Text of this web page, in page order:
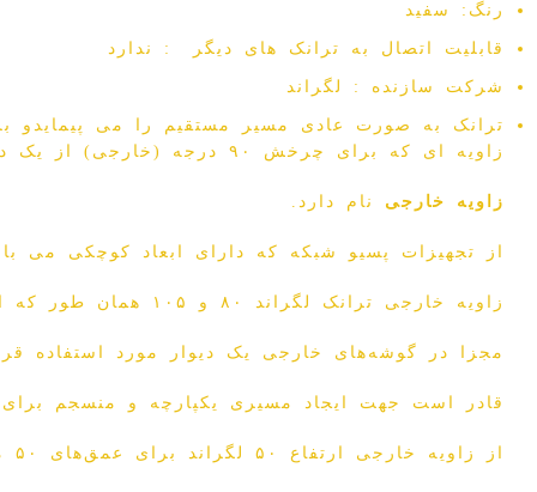
رنگ: سفید
قابلیت اتصال به ترانک های دیگر : ندارد
شرکت سازنده : لگراند
ترانک به صورت عادی مسیر مستقیم را می پیمایدو
زاویه ای که برای چرخش ۹۰ درجه (خارجی) از یک دیوار به دیوار دیگری استفاده می شود،
زاویه خارجی نام دارد.
از تجهیزات پسیو شبکه که دارای ابعاد کوچکی می
زاویه خارجی ترانک لگراند ۸۰ و ۱۰۵ همان طور که از نامش پیداس جهت اتصال دو شاخه ترانکینگ لگراند
مجزا در گوشه‌های خارجی یک دیوار مورد استفاده
قادر است جهت ایجاد مسیری یکپارچه و منسجم
از زاویه خارجی ارتفاع ۵۰ لگراند برای عمق‌های ۵۰ میلی‌متر استفاده می‌شود و قابلیت تغییر زاویه از ۶۰ تا ۱۲۰ درجه را دارد.